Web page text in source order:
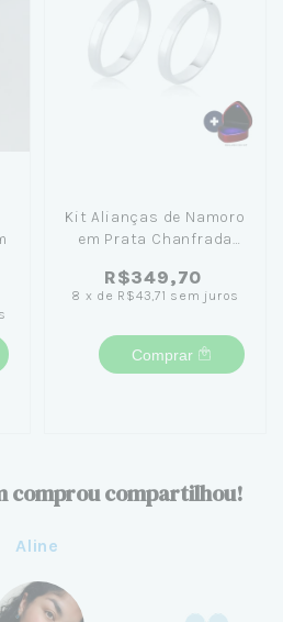
Kit Alianças de Namoro
em Prata Chanfrada
R$349,70
8 x de R$43,71 sem juros
Comprar
comprou compartilhou!
Aline